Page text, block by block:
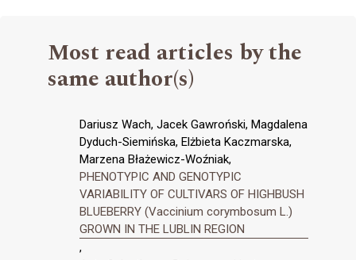
Most read articles by the
same author(s)
Dariusz Wach, Jacek Gawroński, Magdalena
Dyduch-Siemińska, Elżbieta Kaczmarska,
Marzena Błażewicz-Woźniak,
PHENOTYPIC AND GENOTYPIC
VARIABILITY OF CULTIVARS OF HIGHBUSH
BLUEBERRY (Vaccinium corymbosum L.)
GROWN IN THE LUBLIN REGION
,